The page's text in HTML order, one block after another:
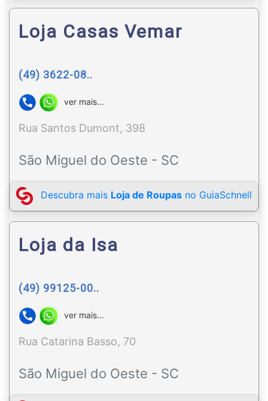
Loja Casas Vemar
(49) 3622-08..
ver mais...
Rua Santos Dumont, 398
São Miguel do Oeste - SC
Descubra mais Loja de Roupas no GuiaSchnell
Loja da Isa
(49) 99125-00..
ver mais...
Rua Catarina Basso, 70
São Miguel do Oeste - SC